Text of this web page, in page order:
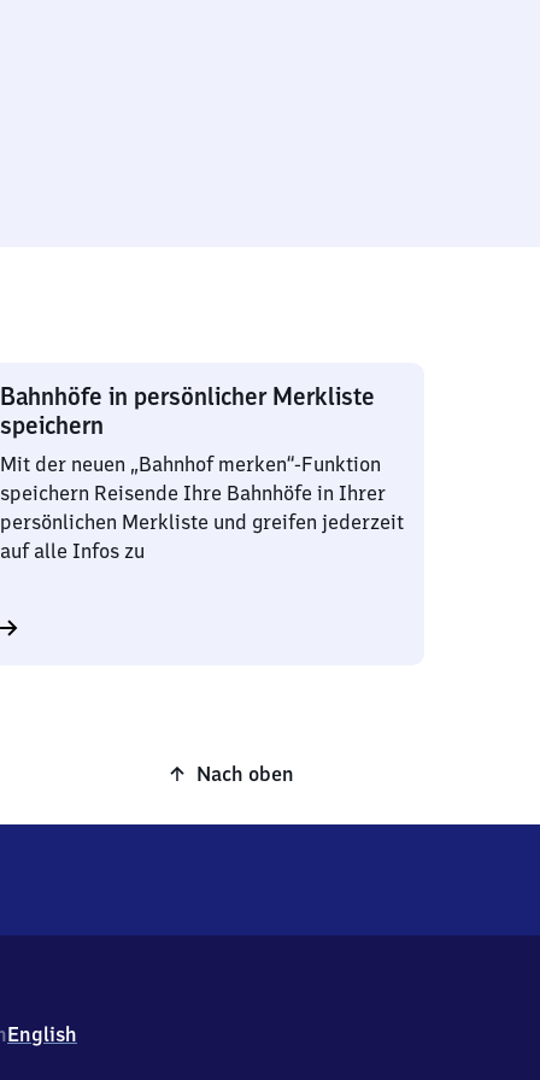
Bahnhöfe in persönlicher Merkliste
speichern
Mit der neuen „Bahnhof merken“-Funktion
speichern Reisende Ihre Bahnhöfe in Ihrer
persönlichen Merkliste und greifen jederzeit
auf alle Infos zu
Nach oben
English